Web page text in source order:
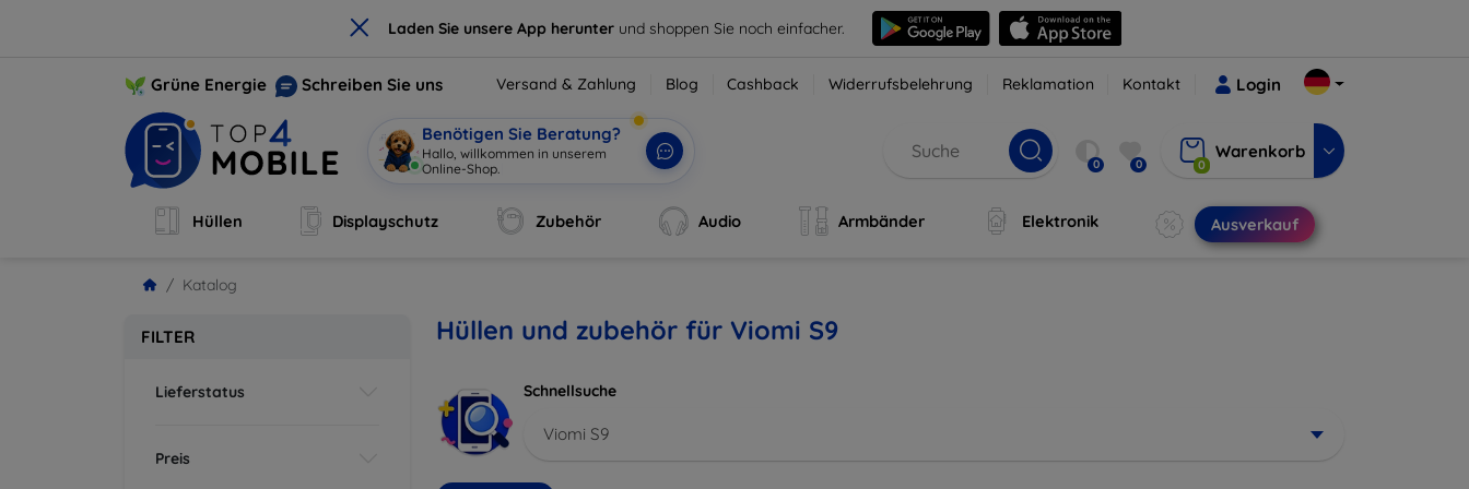
× Laden Sie unsere App herunter und shoppen Sie noch einfacher.
Grüne Energie Schreiben Sie uns Versand & Zahlung Blog Cashback Widerrufsbelehrung Reklamation Kontakt Login
Benötigen Sie Beratung?
Hallo, willkommen in unserem
Online-Shop.
0 0 0
Warenkorb
Hüllen Displayschutz Zubehör Audio Armbänder Elektronik Ausverkauf
Katalog
FILTER
Lieferstatus
Preis
Hüllen und zubehör für Viomi S9
Schnellsuche
Viomi S9